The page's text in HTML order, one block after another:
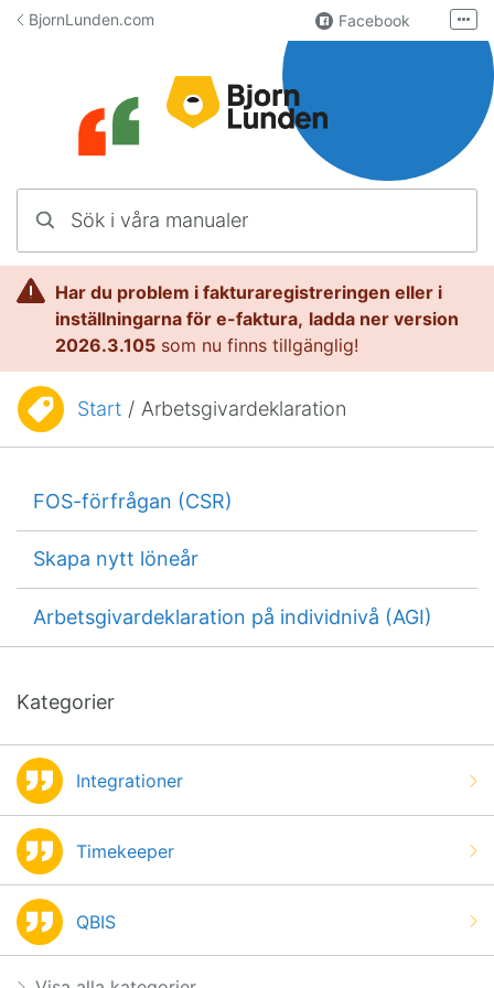
Hoppa till innehåll
BjornLunden.com Facebook
Användargrupp
Kontakta oss
Fler
Har du problem i fakturaregistreringen eller i
inställningarna för e-faktura, ladda ner version
2026.3.105 som nu finns tillgänglig!
Du är här:Start / Arbetsgivardeklaration
FOS-förfrågan (CSR)
Skapa nytt löneår
Arbetsgivardeklaration på individnivå (AGI)
Kategorier
Integrationer
Timekeeper
QBIS